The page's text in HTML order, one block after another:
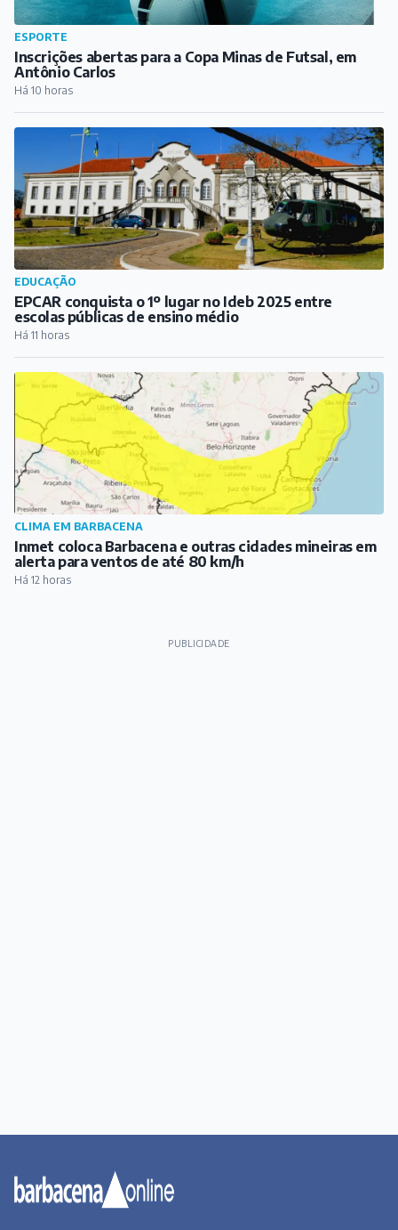
ESPORTE
Inscrições abertas para a Copa Minas de Futsal, em
Antônio Carlos
Há 10 horas
EDUCAÇÃO
EPCAR conquista o 1º lugar no Ideb 2025 entre
escolas públicas de ensino médio
Há 11 horas
CLIMA EM BARBACENA
Inmet coloca Barbacena e outras cidades mineiras em
alerta para ventos de até 80 km/h
Há 12 horas
PUBLICIDADE